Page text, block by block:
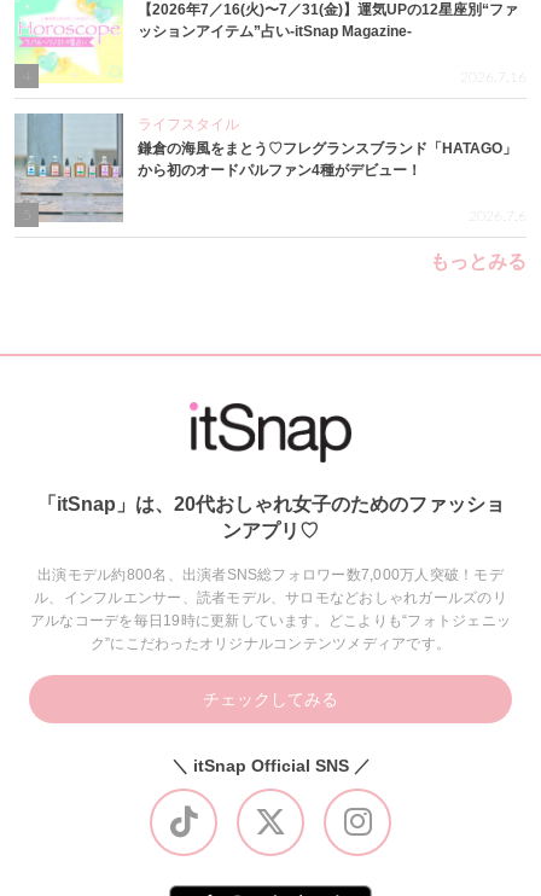
4
【2026年7／16(火)〜7／31(金)】運気UPの12星座別“ファ
ッションアイテム”占い-itSnap Magazine-
2026.7.16
ライフスタイル
鎌倉の海風をまとう♡フレグランスブランド「HATAGO」
から初のオードパルファン4種がデビュー！
2026.7.6
もっとみる
「itSnap」は、20代おしゃれ女子のためのファッショ
ンアプリ♡
出演モデル約800名、出演者SNS総フォロワー数7,000万人突破！モデ
ル、インフルエンサー、読者モデル、サロモなどおしゃれガールズのリ
アルなコーデを毎日19時に更新しています。どこよりも“フォトジェニッ
ク”にこだわったオリジナルコンテンツメディアです。
チェックしてみる
＼ itSnap Official SNS ／